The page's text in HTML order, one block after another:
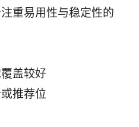
重易用性与稳定性的
盖较好
推荐位